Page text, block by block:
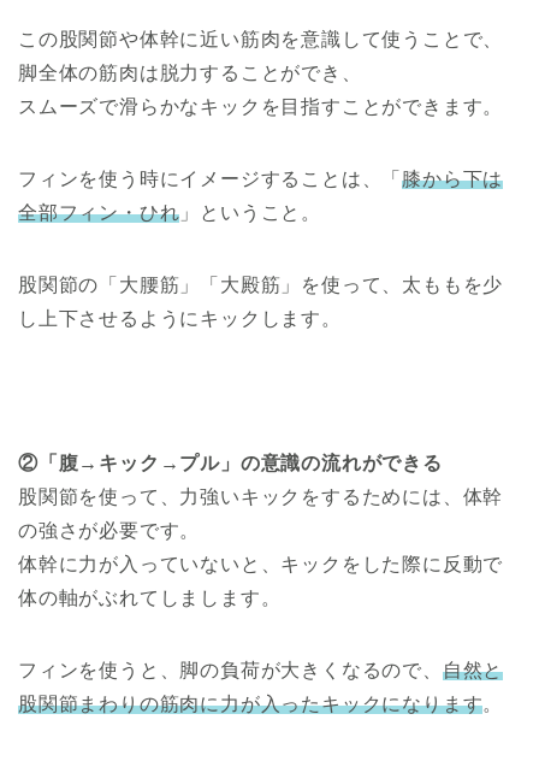
この股関節や体幹に近い筋肉を意識して使うことで、
脚全体の筋肉は脱力することができ、
スムーズで滑らかなキックを目指すことができます。
フィンを使う時にイメージすることは、「膝から下は
全部フィン・ひれ 」ということ。
股関節の「大腰筋」「大殿筋」を使って、太ももを少
し上下させるようにキックします。
②「腹→キック→プル」の意識の流れができる
股関節を使って、力強いキックをするためには、体幹
の強さが必要です。
体幹に力が入っていないと、キックをした際に反動で
体の軸がぶれてしまします。
フィンを使うと、脚の負荷が大きくなるので、 自然と
股関節まわりの筋肉に力が入ったキックになります。